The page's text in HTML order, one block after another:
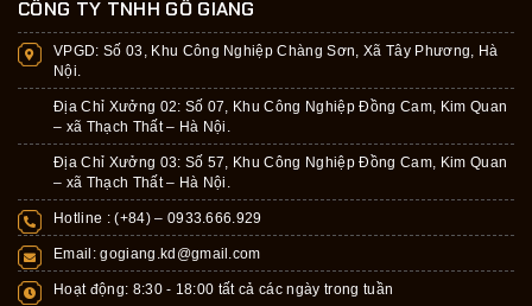
CÔNG TY TNHH GỖ GIANG
VPGD: Số 03, Khu Công Nghiệp Chàng Sơn, Xã Tây Phương, Hà
Nội.
Địa Chỉ Xưởng 02: Số 07, Khu Công Nghiệp Đồng Cam, Kim Quan
– xã Thạch Thất – Hà Nội.
Địa Chỉ Xưởng 03: Số 57, Khu Công Nghiệp Đồng Cam, Kim Quan
– xã Thạch Thất – Hà Nội.
Hotline : (+84) – 0933.666.929
Email:gogiang.kd@gmail.com
Hoạt động: 8:30 - 18:00 tất cả các ngày trong tuần